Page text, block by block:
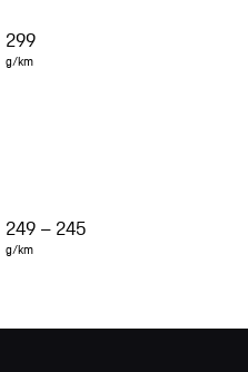
299
g/km
249 – 245
g/km